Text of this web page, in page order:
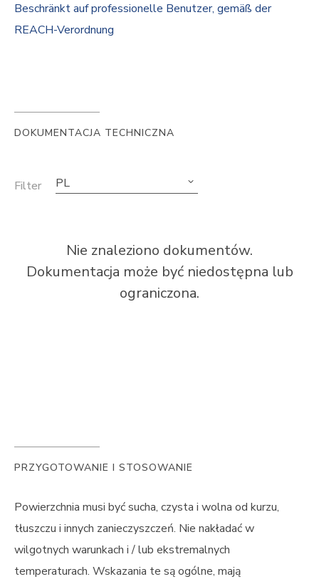
Beschränkt auf professionelle Benutzer, gemäß der
REACH-Verordnung
DOKUMENTACJA TECHNICZNA
Filter PL
Nie znaleziono dokumentów.
Dokumentacja może być niedostępna lub
ograniczona.
PRZYGOTOWANIE I STOSOWANIE
Powierzchnia musi być sucha, czysta i wolna od kurzu,
tłuszczu i innych zanieczyszczeń. Nie nakładać w
wilgotnych warunkach i / lub ekstremalnych
temperaturach. Wskazania te są ogólne, mają